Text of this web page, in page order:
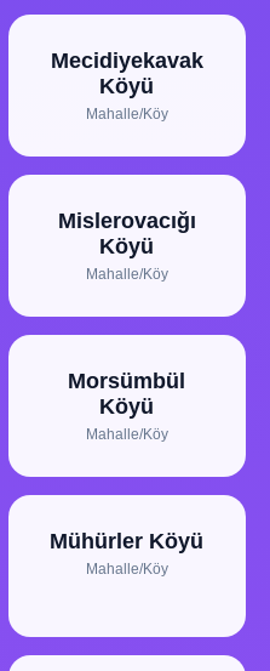
Mecidiyekavak
Köyü
Mahalle/Köy
Mislerovacığı
Köyü
Mahalle/Köy
Morsümbül
Köyü
Mahalle/Köy
Mühürler Köyü
Mahalle/Köy